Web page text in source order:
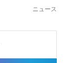
ニュース